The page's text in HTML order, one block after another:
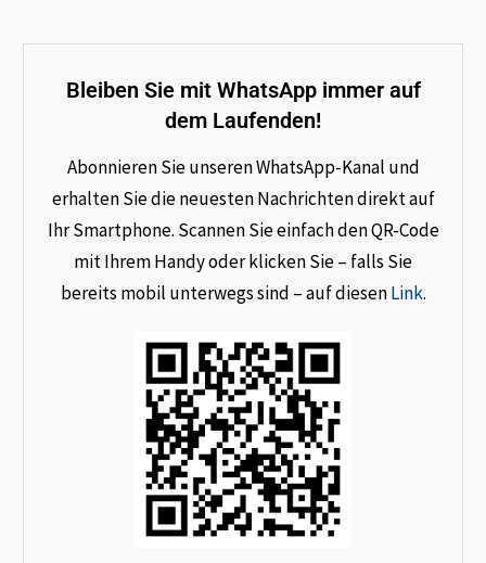
Bleiben Sie mit WhatsApp immer auf
dem Laufenden!
Abonnieren Sie unseren WhatsApp-Kanal und
erhalten Sie die neuesten Nachrichten direkt auf
Ihr Smartphone. Scannen Sie einfach den QR-Code
mit Ihrem Handy oder klicken Sie – falls Sie
bereits mobil unterwegs sind – auf diesenLink.